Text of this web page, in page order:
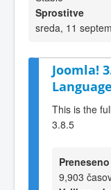
Sprostitve
sreda, 11
Joomla!
This is the
3.8.5
Preneseno
9,903